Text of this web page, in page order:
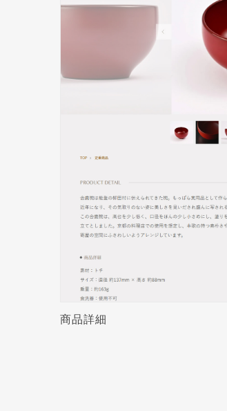
商品詳細